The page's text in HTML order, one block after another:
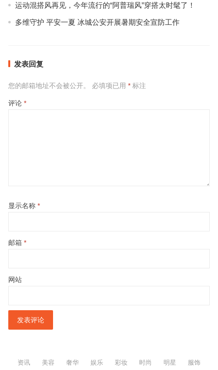
运动混搭风再见，今年流行的“阿普瑞风”穿搭太时髦了！
多维守护 平安一夏 冰城公安开展暑期安全宣防工作
发表回复
您的邮箱地址不会被公开。 必填项已用 *标注
评论 *
显示名称 *
邮箱 *
网站
资讯 美容 奢华 娱乐 彩妆 时尚 明星 服饰